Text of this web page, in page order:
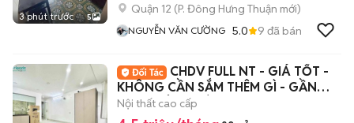
3 phút trước 5
Quận 12 (P. Đông Hưng Thuận mới)
NGUYỄN VĂN CƯỜNG 5.0 9 đã bán
CHDV FULL NT - GIÁ TỐT -
KHÔNG CẦN SẮM THÊM GÌ - GẦN
AEON TÂN PHÚ
Nội thất cao cấp